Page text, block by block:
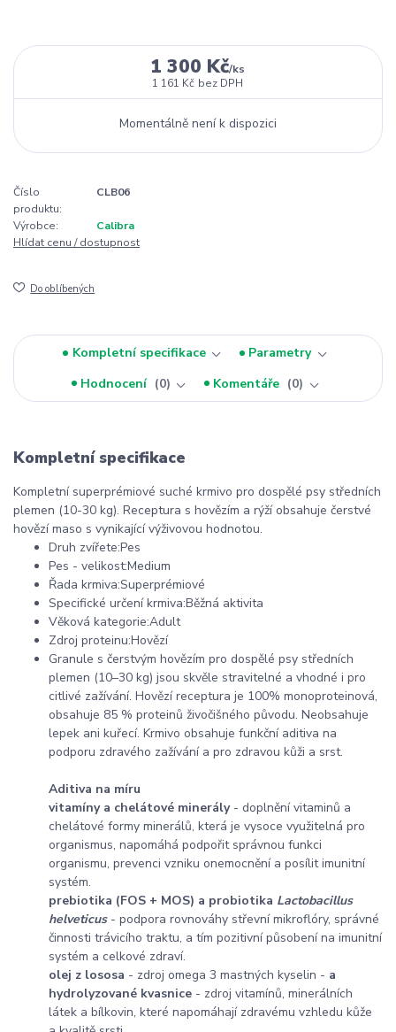
1 300 Kč/ks
1 161 Kč bez DPH
Momentálně není k dispozici
Číslo
produktu:
CLB06
Výrobce:
Calibra
Hlídat cenu / dostupnost
Do oblíbených
Kompletní specifikace
Parametry
Hodnocení
0 Komentáře 0
Kompletní specifikace
Kompletní superprémiové suché krmivo pro dospělé psy středních
plemen (10-30 kg). Receptura s hovězím a rýží obsahuje čerstvé
hovězí maso s vynikající výživovou hodnotou.
Druh zvířete:Pes
Pes - velikost:Medium
Řada krmiva:Superprémiové
Specifické určení krmiva:Běžná aktivita
Věková kategorie:Adult
Zdroj proteinu:Hovězí
Granule s čerstvým hovězím pro dospělé psy středních
plemen (10–30 kg) jsou skvěle stravitelné a vhodné i pro
citlivé zažívání. Hovězí receptura je 100% monoproteinová,
obsahuje 85 % proteinů živočišného původu. Neobsahuje
lepek ani kuřecí. Krmivo obsahuje funkční aditiva na
podporu zdravého zažívání a pro zdravou kůži a srst.
Aditiva na míru
vitamíny a chelátové minerály- doplnění vitaminů a
chelátové formy minerálů, která je vysoce využitelná pro
organismus, napomáhá podpořit správnou funkci
organismu, prevenci vzniku onemocnění a posílit imunitní
systém.
prebiotika (FOS + MOS) a probiotika Lactobacillus
helveticus- podpora rovnováhy střevní mikroflóry, správné
činnosti trávicího traktu, a tím pozitivní působení na imunitní
systém a celkové zdraví.
olej z lososa - zdroj omega 3 mastných kyselin - a
hydrolyzované kvasnice - zdroj vitamínů, minerálních
látek a bílkovin, které napomáhají zdravému vzhledu kůže